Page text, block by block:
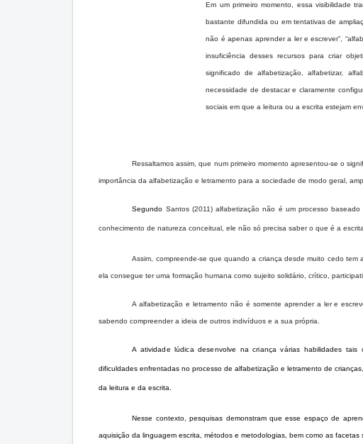
Em um primeiro momento, essa visibilidade
bastante difundida ou em tentativas de
não é apenas aprender a ler e escrever”,
insuficiência desses recursos para criar
significado de alfabetização, alfabetizar,
necessidade de destacar e claramente
sociais em que a leitura ou a escrita estejam
Ressaltamos assim, que num primeiro momento apresentou-se o
importância da alfabetização e letramento para a sociedade de modo geral,
Segundo Santos (2011) alfabetização não é um processo
conhecimento de natureza conceitual, ele não só precisa saber o que é a
Assim, compreende-se que quando a criança desde muito cedo
ela consegue ter uma formação humana como sujeito solidário, crítico,
A alfabetização e letramento não é somente aprender a ler e
sabendo compreender a ideia de outros indivíduos e a sua própria.
A atividade lúdica desenvolve na criança várias habilidades
dificuldades enfrentadas no processo de alfabetização e letramento de
da leitura e da escrita.
Nesse contexto, pesquisas demonstram que esse espaço de
aquisição da linguagem escrita, métodos e metodologias, bem como as